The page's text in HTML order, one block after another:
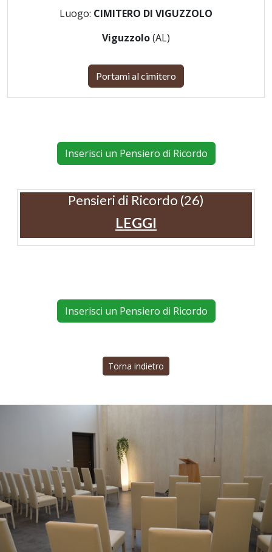
Luogo: CIMITERO DI VIGUZZOLO
Viguzzolo(AL)
Portami al cimitero
Inserisci un Pensiero di Ricordo
Pensieri di Ricordo (26)
LEGGI
Inserisci un Pensiero di Ricordo
Torna indietro